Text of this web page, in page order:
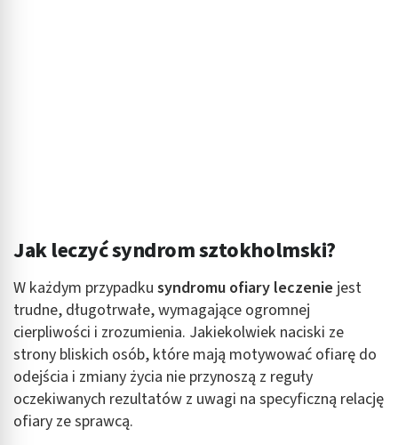
Jak leczyć syndrom sztokholmski?
W każdym przypadku syndromu ofiary leczenie jest
trudne, długotrwałe, wymagające ogromnej
cierpliwości i zrozumienia. Jakiekolwiek naciski ze
strony bliskich osób, które mają motywować ofiarę do
odejścia i zmiany życia nie przynoszą z reguły
oczekiwanych rezultatów z uwagi na specyficzną relację
ofiary ze sprawcą.